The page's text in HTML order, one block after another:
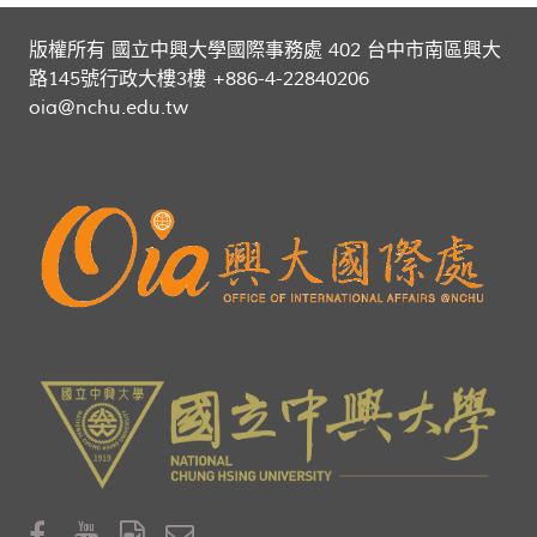
版權所有 國立中興大學國際事務處 402 台中市南區興大
路145號行政大樓3樓 +886-4-22840206
oia@nchu.edu.tw